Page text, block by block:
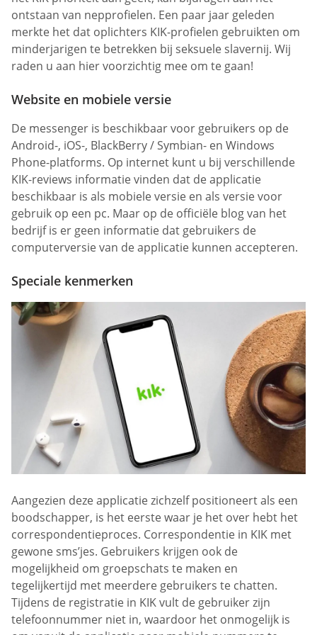
ontstaan van nepprofielen. Een paar jaar geleden
merkte het dat oplichters KIK-profielen gebruikten om
minderjarigen te betrekken bij seksuele slavernij. Wij
raden u aan hier voorzichtig mee om te gaan!
Website en mobiele versie
De messenger is beschikbaar voor gebruikers op de
Android-, iOS-, BlackBerry / Symbian- en Windows
Phone-platforms. Op internet kunt u bij verschillende
KIK-reviews informatie vinden dat de applicatie
beschikbaar is als mobiele versie en als versie voor
gebruik op een pc. Maar op de officiële blog van het
bedrijf is er geen informatie dat gebruikers de
computerversie van de applicatie kunnen accepteren.
Speciale kenmerken
Aangezien deze applicatie zichzelf positioneert als een
boodschapper, is het eerste waar je het over hebt het
correspondentieproces. Correspondentie in KIK met
gewone sms’jes. Gebruikers krijgen ook de
mogelijkheid om groepschats te maken en
tegelijkertijd met meerdere gebruikers te chatten.
Tijdens de registratie in KIK vult de gebruiker zijn
telefoonnummer niet in, waardoor het onmogelijk is